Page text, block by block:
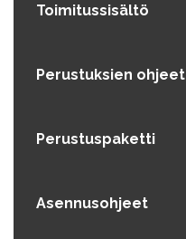
Toimitussisältö
Perustuksien ohjeet
Perustuspaketti
Asennusohjeet